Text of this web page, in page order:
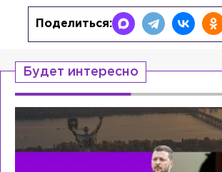
Поделиться:
Будет интересно